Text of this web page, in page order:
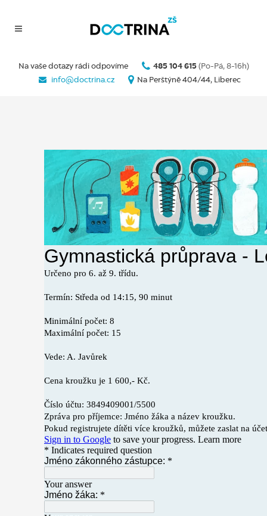
Na vaše dotazy rádi odpovíme 485 104 615 (Po-Pá, 8-16h)
info@doctrina.cz
Na Perštýně 404/44, Liberec